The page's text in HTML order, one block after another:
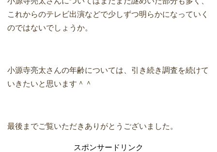
これからのテレビ出演などで少しずつ明らかになっていく
のではないでしょうか。
小源寺亮太さんの年齢については、引き続き調査を続けて
いきたいと思います＾＾
最後までご覧いただきありがとうございました。
スポンサードリンク